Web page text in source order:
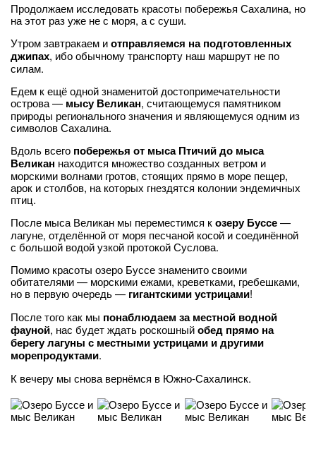
Продолжаем исследовать красоты побережья Сахалина, но
на этот раз уже не с моря, а с суши.
Утром завтракаем иотправляемся на подготовленных
джипах, ибо обычному транспорту наш маршрут не по
силам.
Едем к ещё одной знаменитой достопримечательности
острова — мысу Великан, считающемуся памятником
природы регионального значения и являющемуся одним из
символов Сахалина.
Вдоль всего побережья от мыса Птичий до мыса
Великан находится множество созданных ветром и
морскими волнами гротов, стоящих прямо в море пещер,
арок и столбов, на которых гнездятся колонии эндемичных
птиц.
После мыса Великан мы переместимся козеру Буссе—
лагуне, отделённой от моря песчаной косой и соединённой
с большой водой узкой протокой Суслова.
Помимо красоты озеро Буссе знаменито своими
обитателями — морскими ежами, креветками, гребешками,
но в первую очередь — гигантскими устрицами!
После того как мы понаблюдаем за местной водной
фауной, нас будет ждать роскошныйобед прямо на
берегу лагуны с местными устрицами и другими
морепродуктами.
К вечеру мы снова вернёмся в Южно-Сахалинск.